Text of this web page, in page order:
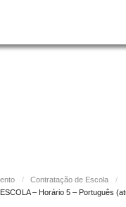
/ Contratação de Escola
/
– Horário 5 – Português